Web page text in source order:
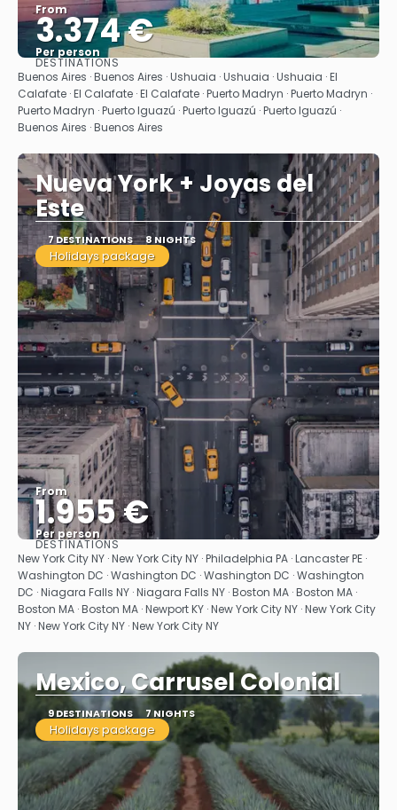
From
3.374 €
Per person
See
DESTINATIONS
Buenos Aires · Buenos Aires · Ushuaia · Ushuaia · Ushuaia · El
Calafate · El Calafate · El Calafate · Puerto Madryn · Puerto Madryn ·
Puerto Madryn · Puerto Iguazú · Puerto Iguazú · Puerto Iguazú ·
Buenos Aires · Buenos Aires
Nueva York + Joyas del
Este
7 DESTINATIONS 8 NIGHTS
Holidays package
From
1.955 €
Per person
See
DESTINATIONS
New York City NY · New York City NY · Philadelphia PA · Lancaster PE ·
Washington DC · Washington DC · Washington DC · Washington
DC · Niagara Falls NY · Niagara Falls NY · Boston MA · Boston MA ·
Boston MA · Boston MA · Newport KY · New York City NY · New York City
NY · New York City NY · New York City NY
Mexico, Carrusel Colonial
9 DESTINATIONS 7 NIGHTS
Holidays package